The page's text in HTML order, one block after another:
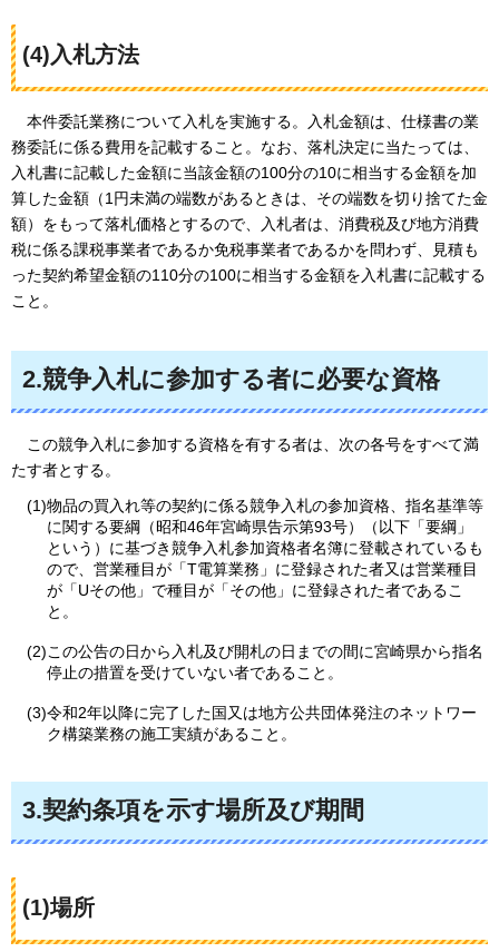
(4)入札方法
本件委託業務について入札を実施する。入札金額は、仕様書の業
務委託に係る費用を記載すること。なお、落札決定に当たっては、
入札書に記載した金額に当該金額の100分の10に相当する金額を加
算した金額（1円未満の端数があるときは、その端数を切り捨てた金
額）をもって落札価格とするので、入札者は、消費税及び地方消費
税に係る課税事業者であるか免税事業者であるかを問わず、見積も
った契約希望金額の110分の100に相当する金額を入札書に記載する
こと。
2.競争入札に参加する者に必要な資格
この競争入札に参加する資格を有する者は、次の各号をすべて満
たす者とする。
(1)物品の買入れ等の契約に係る競争入札の参加資格、指名基準等
に関する要綱（昭和46年宮崎県告示第93号）（以下「要綱」
という）に基づき競争入札参加資格者名簿に登載されているも
ので、営業種目が「T電算業務」に登録された者又は営業種目
が「Uその他」で種目が「その他」に登録された者であるこ
と。
(2)この公告の日から入札及び開札の日までの間に宮崎県から指名
停止の措置を受けていない者であること。
(3)令和2年以降に完了した国又は地方公共団体発注のネットワー
ク構築業務の施工実績があること。
3.契約条項を示す場所及び期間
(1)場所